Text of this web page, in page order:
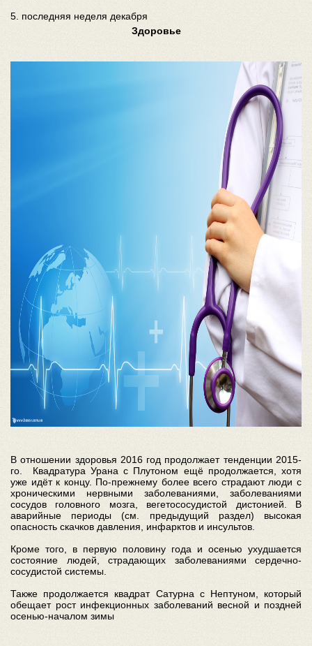
5. последняя неделя декабря
Здоровье
В отношении здоровья 2016 год продолжает тенденции 2015-
го. Квадратура Урана с Плутоном ещё продолжается, хотя
уже идёт к концу. По-прежнему более всего страдают люди с
хроническими нервными заболеваниями, заболеваниями
сосудов головного мозга, вегетососудистой дистонией. В
аварийные периоды (см. предыдущий раздел) высокая
опасность скачков давления, инфарктов и инсультов.
Кроме того, в первую половину года и осенью ухудшается
состояние людей, страдающих заболеваниями сердечно-
сосудистой системы.
Также продолжается квадрат Сатурна с Нептуном, который
обещает рост инфекционных заболеваний весной и поздней
осенью-началом зимы